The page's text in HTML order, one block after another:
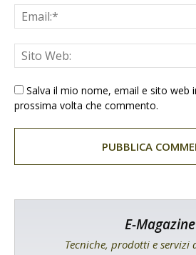
Salva il mio nome, email e sito web
prossima volta che commento.
E-Magazine
Tecniche, prodotti e servizi